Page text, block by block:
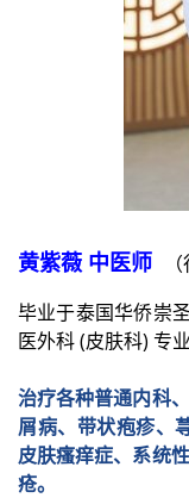
黄紫薇 中医师
毕业于泰国华侨崇
医外科 (皮肤科) 专
治疗各种普通内科
屑病、带状疱疹、
皮肤瘙痒症、系统
疮。